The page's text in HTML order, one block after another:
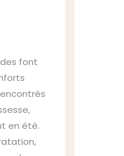
font
en été.